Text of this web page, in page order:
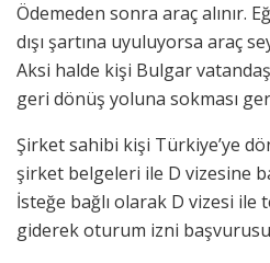
Ödemeden sonra araç alınır.
dışı şartına uyuluyorsa araç
Aksi halde kişi Bulgar
geri dönüş yoluna sokması
Şirket sahibi kişi Türkiye’ye
şirket belgeleri ile D vizesine
İsteğe bağlı olarak D vizesi ile
giderek oturum izni